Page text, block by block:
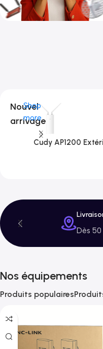
Nouvel
arrivage
Shop
more
Cudy AP1200
Dès 50
Nos équipements
Produits populaires